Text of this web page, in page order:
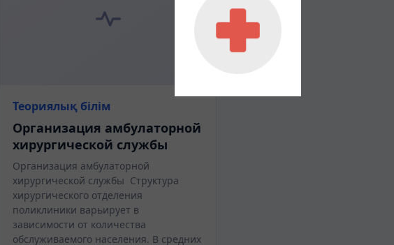
Теориялық білім
Организация амбулаторной
хирургической службы
Организация амбулаторной
хирургической службы Структура
хирургического отделения
поликлиники варьирует в
зависимости от количества
обслуживаемого населения. В средних